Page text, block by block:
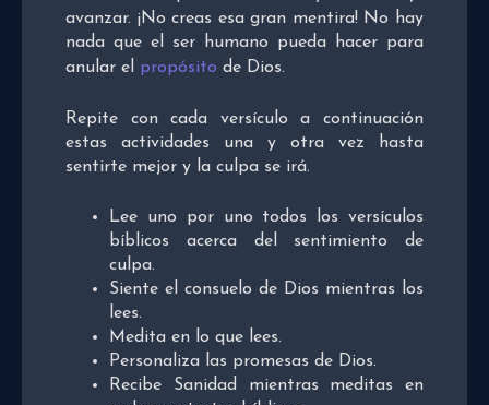
avanzar. ¡No creas esa gran mentira! No hay
nada que el ser humano pueda hacer para
anular el propósito de Dios.
Repite con cada versículo a continuación
estas actividades una y otra vez hasta
sentirte mejor y la culpa se irá.
Lee uno por uno todos los versículos
bíblicos acerca del sentimiento de
culpa.
Siente el consuelo de Dios mientras los
lees.
Medita en lo que lees.
Personaliza las promesas de Dios.
Recibe Sanidad mientras meditas en